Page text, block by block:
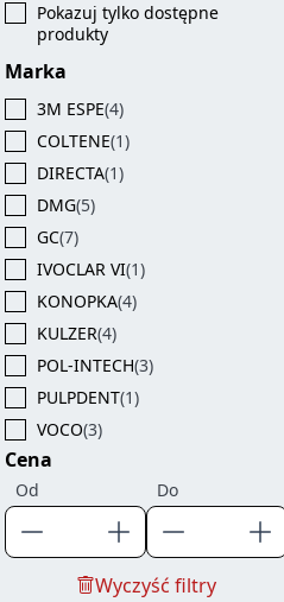
Pokazuj tylko dostępne
produkty
Marka
3M ESPE(4)
COLTENE(1)
DIRECTA(1)
DMG(5)
GC(7)
IVOCLAR VI(1)
KONOPKA(4)
KULZER(4)
POL-INTECH(3)
PULPDENT(1)
VOCO(3)
Cena
Od Do
Wyczyść filtry